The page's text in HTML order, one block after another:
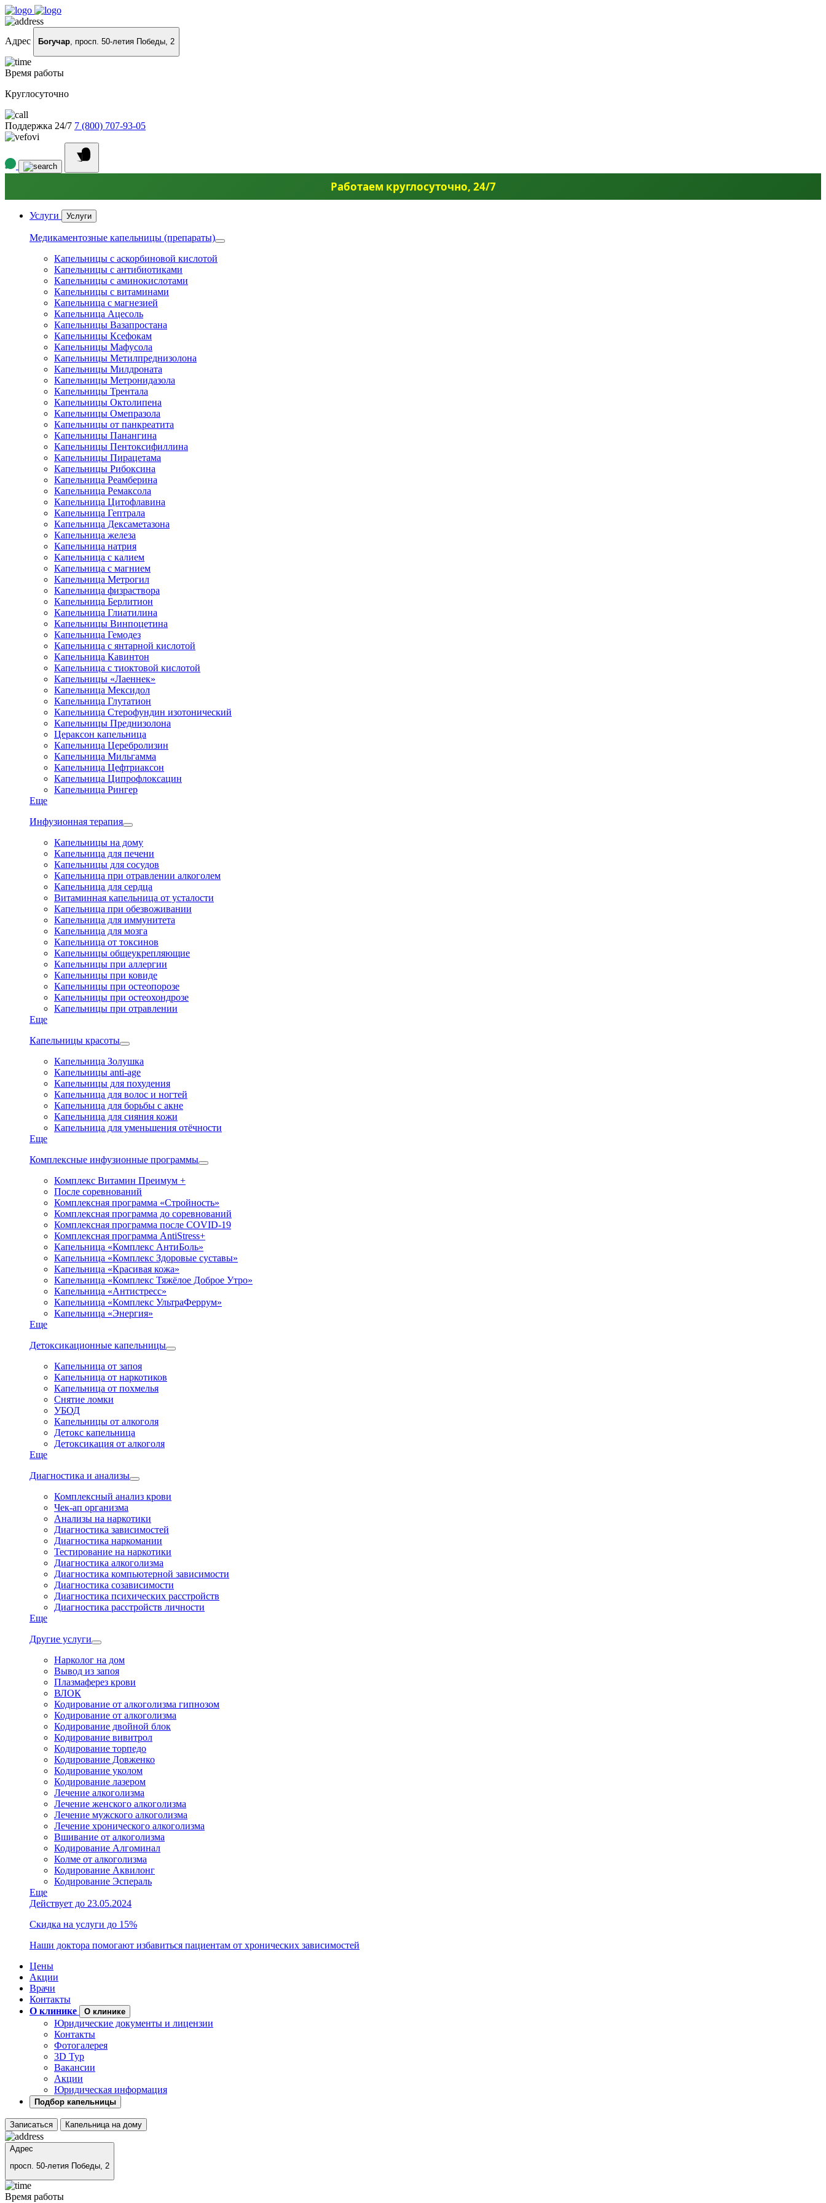
Адрес Богучар, просп. 50-летия Победы, 2
Время работы
Круглосуточно
Поддержка 24/7 7 (800) 707-93-05
Работаем круглосуточно, 24/7
Услуги Услуги
Медикаментозные капельницы (препараты)
Капельницы с аскорбиновой кислотой
Капельницы с антибиотиками
Капельницы с аминокислотами
Капельницы с витаминами
Капельница с магнезией
Капельница Ацесоль
Капельницы Вазапростана
Капельницы Ксефокам
Капельницы Мафусола
Капельницы Метилпреднизолона
Капельницы Милдроната
Капельницы Метронидазола
Капельницы Трентала
Капельницы Октолипена
Капельницы Омепразола
Капельницы от панкреатита
Капельницы Панангина
Капельницы Пентоксифиллина
Капельницы Пирацетама
Капельницы Рибоксина
Капельница Реамберина
Капельница Ремаксола
Капельница Цитофлавина
Капельница Гептрала
Капельница Дексаметазона
Капельница железа
Капельница натрия
Капельница с калием
Капельница с магнием
Капельница Метрогил
Капельница физраствора
Капельница Берлитион
Капельница Глиатилина
Капельницы Винпоцетина
Капельница Гемодез
Капельница с янтарной кислотой
Капельница Кавинтон
Капельница с тиоктовой кислотой
Капельницы «Лаеннек»
Капельница Мексидол
Капельница Глутатион
Капельница Стерофундин изотонический
Капельницы Преднизолона
Цераксон капельница
Капельница Церебролизин
Капельница Мильгамма
Капельница Цефтриаксон
Капельница Ципрофлоксацин
Капельница Рингер
Еще
Инфузионная терапия
Капельницы на дому
Капельница для печени
Капельницы для сосудов
Капельница при отравлении алкоголем
Капельница для сердца
Витаминная капельница от усталости
Капельница при обезвоживании
Капельница для иммунитета
Капельница для мозга
Капельница от токсинов
Капельницы общеукрепляющие
Капельницы при аллергии
Капельницы при ковиде
Капельницы при остеопорозе
Капельницы при остеохондрозе
Капельницы при отравлении
Еще
Капельницы красоты
Капельница Золушка
Капельницы anti-age
Капельницы для похудения
Капельница для волос и ногтей
Капельница для борьбы с акне
Капельница для сияния кожи
Капельница для уменьшения отёчности
Еще
Комплексные инфузионные программы
Комплекс Витамин Преимум +
После соревнований
Комплексная программа «Стройность»
Комплексная программа до соревнований
Комплексная программа после COVID-19
Комплексная программа AntiStress+
Капельница «Комплекс АнтиБоль»
Капельница «Комплекс Здоровые суставы»
Капельница «Красивая кожа»
Капельница «Комплекс Тяжёлое Доброе Утро»
Капельница «Антистресс»
Капельница «Комплекс УльтраФеррум»
Капельница «Энергия»
Еще
Детоксикационные капельницы
Капельница от запоя
Капельница от наркотиков
Капельница от похмелья
Снятие ломки
УБОД
Капельницы от алкоголя
Детокс капельница
Детоксикация от алкоголя
Еще
Диагностика и анализы
Комплексный анализ крови
Чек-ап организма
Анализы на наркотики
Диагностика зависимостей
Диагностика наркомании
Тестирование на наркотики
Диагностика алкоголизма
Диагностика компьютерной зависимости
Диагностика созависимости
Диагностика психических расстройств
Диагностика расстройств личности
Еще
Другие услуги
Нарколог на дом
Вывод из запоя
Плазмаферез крови
ВЛОК
Кодирование от алкоголизма гипнозом
Кодирование от алкоголизма
Кодирование двойной блок
Кодирование вивитрол
Кодирование торпедо
Кодирование Довженко
Кодирование уколом
Кодирование лазером
Лечение алкоголизма
Лечение женского алкоголизма
Лечение мужского алкоголизма
Лечение хронического алкоголизма
Вшивание от алкоголизма
Кодирование Алгоминал
Колме от алкоголизма
Кодирование Аквилонг
Кодирование Эспераль
Еще
Действует до 23.05.2024
Скидка на услуги до 15%
Наши доктора помогают избавиться пациентам от хронических зависимостей
Цены
Акции
Врачи
Контакты
О клинике
О клинике
Юридические документы и лицензии
Контакты
Фотогалерея
3D Тур
Вакансии
Акции
Юридическая информация
Подбор капельницы
Записаться Капельница на дому
Адрес
просп. 50-летия Победы, 2
Время работы